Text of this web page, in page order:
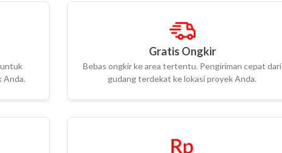
Anda.
Gratis Ongkir
Bebas ongkir ke area tertentu. Pengiriman cepat dari
gudang terdekat ke lokasi proyek Anda.